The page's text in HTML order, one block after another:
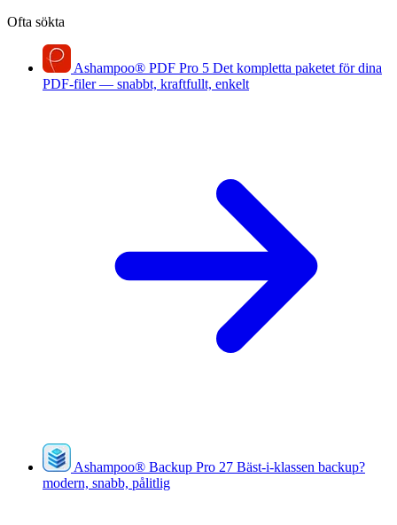
Ofta sökta
Ashampoo® PDF Pro 5 Det kompletta paketet för dina
PDF-filer — snabbt, kraftfullt, enkelt
Ashampoo® Backup Pro 27 Bäst-i-klassen backup?
modern, snabb, pålitlig